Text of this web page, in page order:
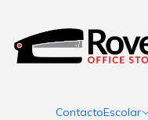
ContactoEscolar